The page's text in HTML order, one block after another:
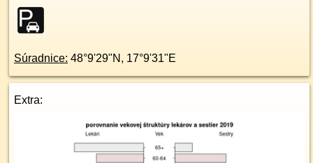
Súradnice: 48°9'29"N , 17°9'31"E
Extra: